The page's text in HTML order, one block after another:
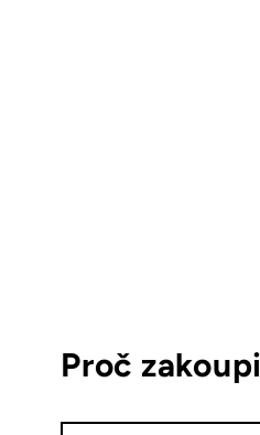
Proč